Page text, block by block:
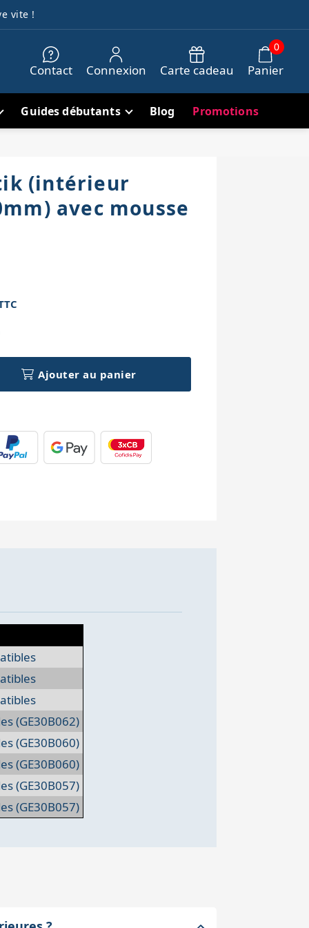
vite !
Contact Connexion Carte cadeau Panier
0
Guides débutants Blog Promotions
(intérieur
avec mousse
Ajouter au panier
(GE30B062)
(GE30B060)
(GE30B060)
(GE30B057)
(GE30B057)